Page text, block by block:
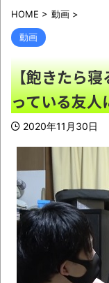
【動画】
トカーが怖い
ゴールデ
の女性がカ
→演出かと思
すぎる大事
んでガチで
日本の給
「絶対そ
新聞に掲載
ｗｗｗｗNEW!
【衝撃】
HOME > 動画 >
動画
【飽きたら
っている友
2020年11月30日